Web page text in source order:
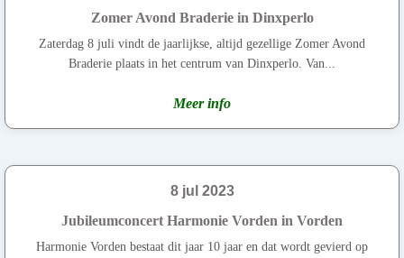
Zomer Avond Braderie in Dinxperlo
Zaterdag 8 juli vindt de jaarlijkse, altijd gezellige Zomer Avond
Braderie plaats in het centrum van Dinxperlo. Van...
Meer info
8 jul 2023
Jubileumconcert Harmonie Vorden in Vorden
Harmonie Vorden bestaat dit jaar 10 jaar en dat wordt gevierd op